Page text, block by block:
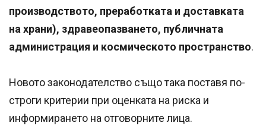
производството, преработката и доставката
на храни), здравеопазването, публичната
администрация и космическото пространство.
Новото законодателство също така поставя по-
строги критерии при оценката на риска и
информирането на отговорните лица.